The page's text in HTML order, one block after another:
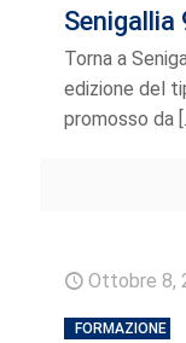
Torna a
edizione del
promosso da
Ottobre 8,
FORMAZIONE